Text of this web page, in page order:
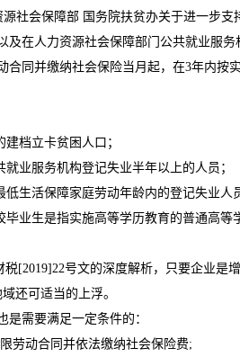
会保障部 国务院扶贫办关于进一步支
人力资源社会保障部门公共就业服务
合同并缴纳社会保险当月起，在3年内
档立卡贫困人口；
服务机构登记失业半年以上的人员；
活保障家庭劳动年龄内的登记失业人
生是指实施高等学历教育的普通高等
号文的深度解析，只要企业是
还可适当的上浮。
需要满足一定条件的：
动合同并依法缴纳社会保险费;